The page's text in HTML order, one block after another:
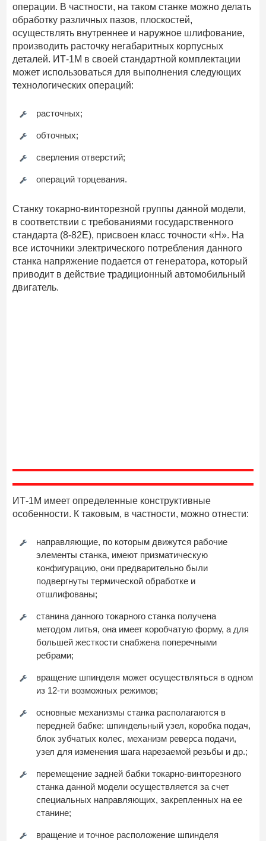
операции. В частности, на таком станке можно делать
обработку различных пазов, плоскостей,
осуществлять внутреннее и наружное шлифование,
производить расточку негабаритных корпусных
деталей. ИТ-1М в своей стандартной комплектации
может использоваться для выполнения следующих
технологических операций:
расточных;
обточных;
сверления отверстий;
операций торцевания.
Станку токарно-винторезной группы данной модели,
в соответствии с требованиями государственного
стандарта (8-82Е), присвоен класс точности «Н». На
все источники электрического потребления данного
станка напряжение подается от генератора, который
приводит в действие традиционный автомобильный
двигатель.
ИТ-1М имеет определенные конструктивные
особенности. К таковым, в частности, можно отнести:
направляющие, по которым движутся рабочие
элементы станка, имеют призматическую
конфигурацию, они предварительно были
подвергнуты термической обработке и
отшлифованы;
станина данного токарного станка получена
методом литья, она имеет коробчатую форму, а для
большей жесткости снабжена поперечными
ребрами;
вращение шпинделя может осуществляться в одном
из 12-ти возможных режимов;
основные механизмы станка располагаются в
передней бабке: шпиндельный узел, коробка подач,
блок зубчатых колес, механизм реверса подачи,
узел для изменения шага нарезаемой резьбы и др.;
перемещение задней бабки токарно-винторезного
станка данной модели осуществляется за счет
специальных направляющих, закрепленных на ее
станине;
вращение и точное расположение шпинделя